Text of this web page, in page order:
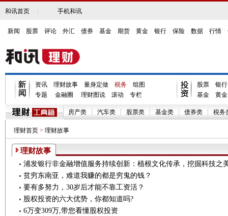
和讯首页 手机和讯
新闻 股票 评论 外汇 债券 基金 期货 黄金 银行 保险 数据 行情
资讯 理财故事 量身定做 税务
组图
专题
金融圈 理财图说 滚动 专栏
股票
银行
基金
黄金
房产类 汽车类 股票类 基金类 债券类 税务
理财首页 > 理财故事
理财故事
浦发银行非金融增值服务持续创新：植根文化传承，挖掘科技之
贫穷东南亚，难道我赚的都是穷鬼的钱？
要有多努力，30岁后才能不靠工资活？
股权投资的六大优势，你都知道吗?
6万变309万,带您看懂股权投资